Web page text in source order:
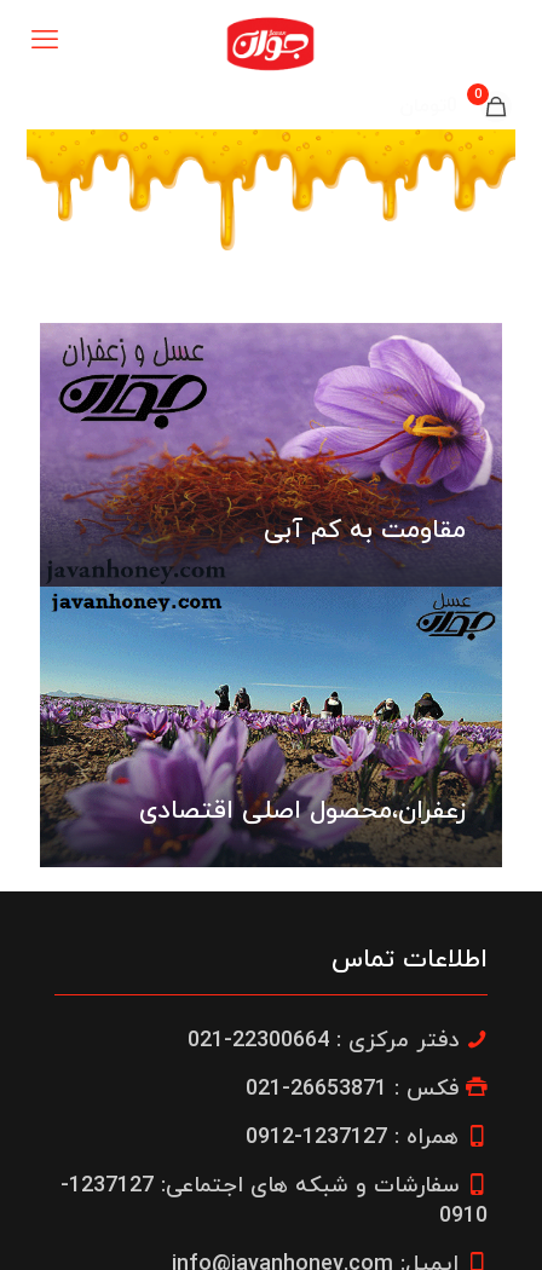
0
مقاومت به کم آبی
زعفران،محصول اصلی اقتصادی
اطلاعات تماس
دفتر مرکزی : 22300664-021
فکس : 26653871-021
همراه : 1237127-0912
سفارشات و شبکه های اجتماعی: 1237127-
0910